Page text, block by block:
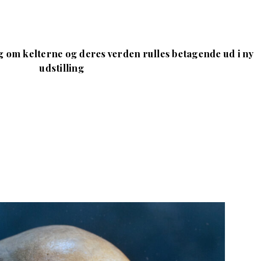
kelterne og deres verden rulles betagende ud i ny
udstilling